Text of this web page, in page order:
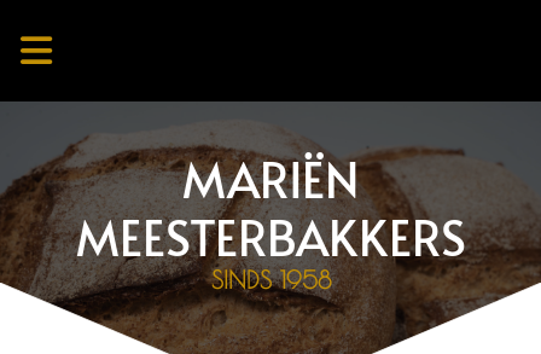
MARIËN
MEESTERBAKKERS
SINDS 1958